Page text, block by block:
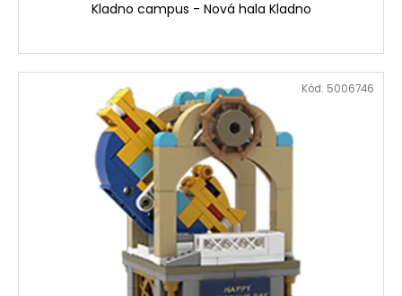
Kladno campus - Nová hala Kladno
Kód: 5006746